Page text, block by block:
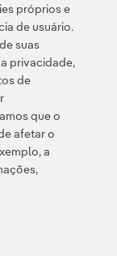
em
infraestruturas
permitem a
a
próprios e
de usuário.
suas
privacidade,
de
que o
afetar o
a